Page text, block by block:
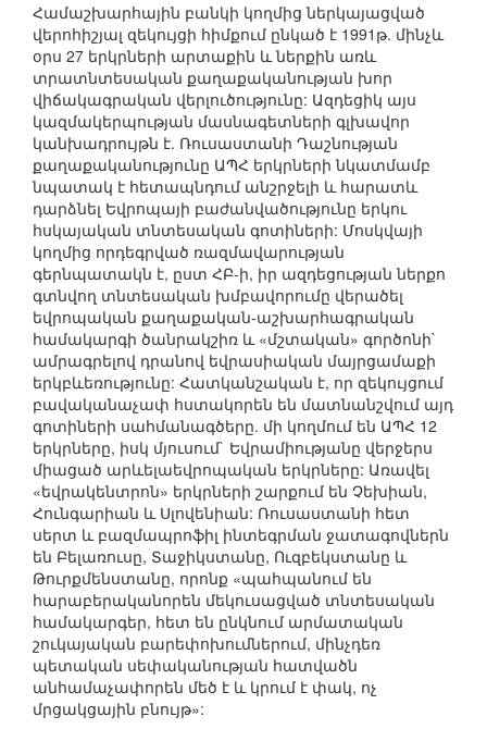
Համաշխարհային բանկի կողմից ներկայացված
վերոհիշյալ զեկույցի հիմքում ընկած է 1991թ. մինչև
օրս 27 երկրների արտաքին և ներքին առև
տրատնտեսական քաղաքականության խոր
վիճակագրական վերլուծությունը: Ազդեցիկ այս
կազմակերպության մասնագետների գլխավոր
կանխադրույթն է. Ռուսաստանի Դաշնության
քաղաքականությունը ԱՊՀ երկրների նկատմամբ
նպատակ է հետապնդում անշրջելի և հարատև
դարձնել Եվրոպայի բաժանվածությունը երկու
հսկայական տնտեսական գոտիների: Մոսկվայի
կողմից որդեգրված ռազմավարության
գերնպատակն է, ըստ ՀԲ-ի, իր ազդեցության ներքո
գտնվող տնտեսական խմբավորումը վերածել
եվրոպական քաղաքական-աշխարհագրական
համակարգի ծանրակշիռ և «մշտական» գործոնի`
ամրագրելով դրանով եվրասիական մայրցամաքի
երկբևեռությունը: Հատկանշական է, որ զեկույցում
բավականաչափ հստակորեն են մատնանշվում այդ
գոտիների սահմանագծերը. մի կողմում են ԱՊՀ 12
երկրները, իսկ մյուսում` Եվրամիությանը վերջերս
միացած արևելաեվրոպական երկրները: Առավել
«եվրակենտրոն» երկրների շարքում են Չեխիան,
Հունգարիան և Սլովենիան: Ռուսաստանի հետ
սերտ և բազմապրոֆիլ ինտեգրման ջատագովներն
են Բելառուսը, Տաջիկստանը, Ուզբեկստանը և
Թուրքմենստանը, որոնք «պահպանում են
հարաբերականորեն մեկուսացված տնտեսական
համակարգեր, հետ են ընկնում արմատական
շուկայական բարեփոխումներում, մինչդեռ
պետական սեփականության հատվածն
անհամաչափորեն մեծ է և կրում է փակ, ոչ
մրցակցային բնույթ»: